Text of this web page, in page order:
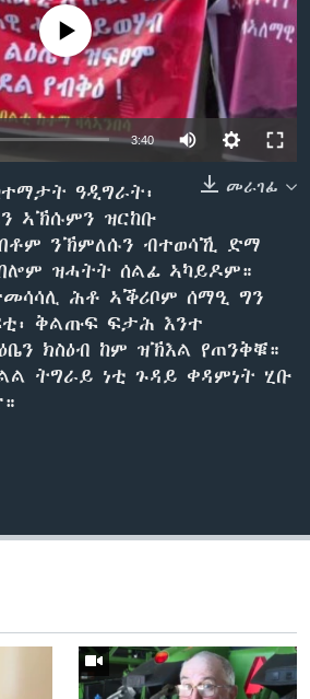
source currently available
3:40
መራገፊ
ዓዲግራት፡
ኣኽሱምን ዝርከቡ
ንኽምለሱን ብተወሳኺ ድማ
ዝሓትት ሰልፊ ኣካይዶም።
ሕቶ ኣቕሪቦም ሰማዒ ግን
ቅልጡፍ ፍታሕ እንተ
ክስዕብ ከም ዝኽእል የጠንቅቑ።
ትግራይ ነቲ ጉዳይ ቀዳምነት ሂቡ